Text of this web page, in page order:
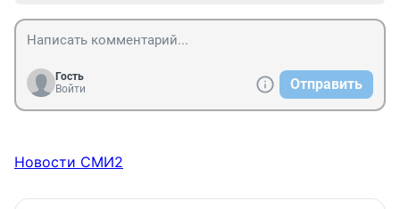
Гость
Войти
Отправить
Новости СМИ2